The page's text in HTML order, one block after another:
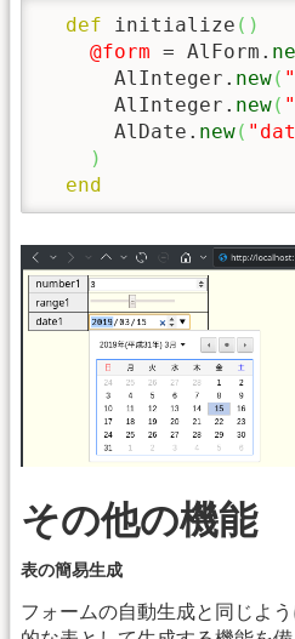
def initialize ( )
@form = AlForm.
      AlInteger.
new(
      AlInteger.
new(
      AlDate.
new(
)
end
その他の機能
表の簡易生成
フォームの自動生成と同じよ